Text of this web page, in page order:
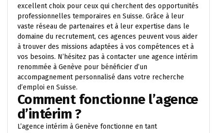
excellent choix pour ceux qui cherchent des opportunités
professionnelles temporaires en Suisse. Grâce à leur
vaste réseau de partenaires et à leur expertise dans le
domaine du recrutement, ces agences peuvent vous aider
à trouver des missions adaptées à vos compétences et à
vos besoins. N’hésitez pas à contacter une agence intérim
renommée à Genève pour bénéficier d’un
accompagnement personnalisé dans votre recherche
d’emploi en Suisse.
Comment fonctionne l’agence
d’intérim ?
L’agence intérim à Genève fonctionne en tant